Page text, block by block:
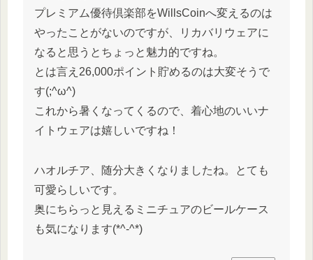
プレミアム優待倶楽部をWillsCoinへ変えるのは
やったことがないのですが、リカバリウェアに
なると思うとちょっと魅力的ですね。
とは言え26,000ポイント貯めるのは大変そうで
す(;^ω^)
これから暑くなってくるので、着心地のいいナ
イトウェアは嬉しいですね！
ハオルチア、随分大きくなりましたね。とても
可愛らしいです。
奥にちらっと見えるミニチュアのビールケース
も気になります(*^-^*)